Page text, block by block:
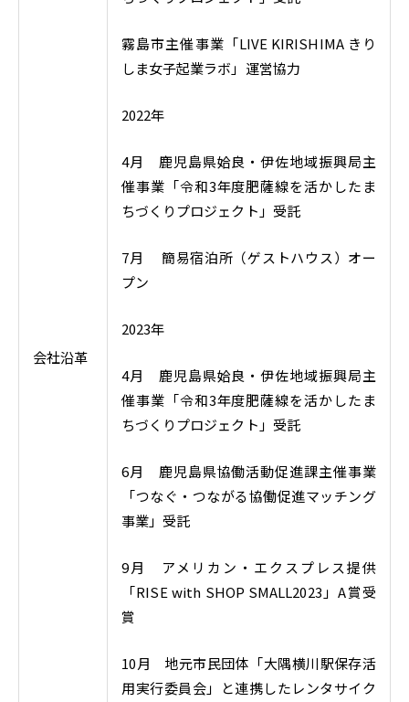
会社沿革
霧島市主催事業「LIVE KIRISHIMA きり
しま女子起業ラボ」運営協力
2022年
4月 鹿児島県姶良・伊佐地域振興局主
催事業「令和3年度肥薩線を活かしたま
ちづくりプロジェクト」受託
7月 簡易宿泊所（ゲストハウス）オー
プン
2023年
4月 鹿児島県姶良・伊佐地域振興局主
催事業「令和3年度肥薩線を活かしたま
ちづくりプロジェクト」受託
6月 鹿児島県協働活動促進課主催事業
「つなぐ・つながる協働促進マッチング
事業」受託
9月 アメリカン・エクスプレス提供
「RISE with SHOP SMALL2023」A賞受
賞
10月 地元市民団体「大隅横川駅保存活
用実行委員会」と連携したレンタサイク